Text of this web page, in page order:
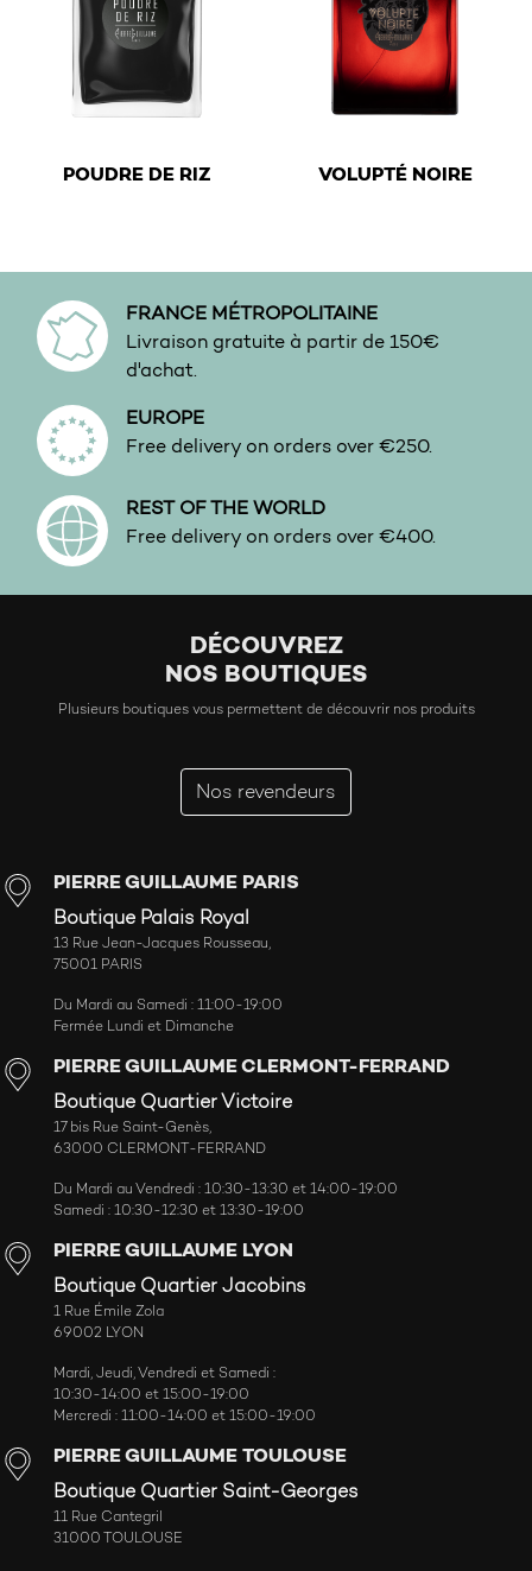
POUDRE DE RIZ VOLUPTÉ NOIRE
FRANCE MÉTROPOLITAINE
Livraison gratuite à partir de 150€
d'achat.
EUROPE
Free delivery on orders over €250.
REST OF THE WORLD
Free delivery on orders over €400.
DÉCOUVREZ
NOS BOUTIQUES
Plusieurs boutiques vous permettent de découvrir nos produits
Nos revendeurs
PIERRE GUILLAUME PARIS
Boutique Palais Royal
13 Rue Jean-Jacques Rousseau,
75001 PARIS
Du Mardi au Samedi : 11:00-19:00
Fermée Lundi et Dimanche
PIERRE GUILLAUME CLERMONT-FERRAND
Boutique Quartier Victoire
17 bis Rue Saint-Genès,
63000 CLERMONT-FERRAND
Du Mardi au Vendredi : 10:30-13:30 et 14:00-19:00
Samedi : 10:30-12:30 et 13:30-19:00
PIERRE GUILLAUME LYON
Boutique Quartier Jacobins
1 Rue Émile Zola
69002 LYON
Mardi, Jeudi, Vendredi et Samedi :
10:30-14:00 et 15:00-19:00
Mercredi : 11:00-14:00 et 15:00-19:00
PIERRE GUILLAUME TOULOUSE
Boutique Quartier Saint-Georges
11 Rue Cantegril
31000 TOULOUSE